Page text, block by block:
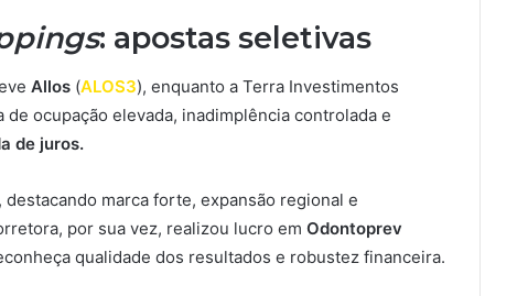
: apostas seletivas
Allos (ALOS3), enquanto a Terra Investimentos
de ocupação elevada, inadimplência controlada e
de juros.
destacando marca forte, expansão regional e
por sua vez, realizou lucro em Odontoprev
qualidade dos resultados e robustez financeira.